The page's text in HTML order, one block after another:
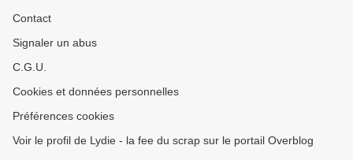
Contact
Signaler un abus
C.G.U.
Cookies et données personnelles
Préférences cookies
Voir le profil de Lydie - la fee du scrap sur le portail Overblog